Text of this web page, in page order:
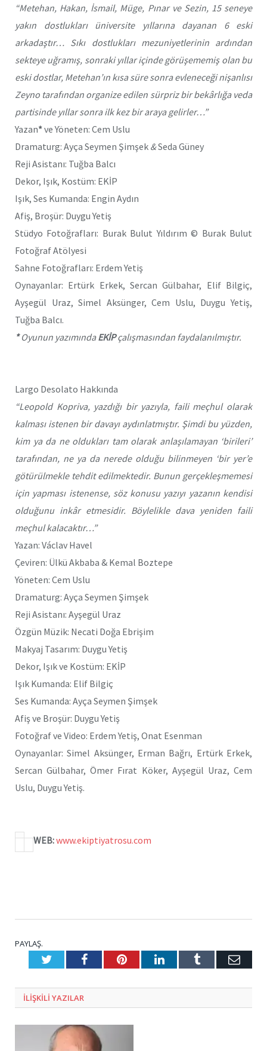
“Metehan, Hakan, İsmail, Müge, Pınar ve Sezin, 15 seneye
yakın dostlukları üniversite yıllarına dayanan 6 eski
arkadaştır… Sıkı dostlukları mezuniyetlerinin ardından
sekteye uğramış, sonraki yıllar içinde görüşememiş olan bu
eski dostlar, Metehan’ın kısa süre sonra evleneceği nişanlısı
Zeyno tarafından organize edilen sürpriz bir bekârlığa veda
partisinde yıllar sonra ilk kez bir araya gelirler…”
Yazan*ve Yöneten: Cem Uslu
Dramaturg: Ayça Seymen Şimşek &Seda Güney
Reji Asistanı: Tuğba Balcı
Dekor, Işık, Kostüm: EKİP
Işık, Ses Kumanda: Engin Aydın
Afiş, Broşür: Duygu Yetiş
Stüdyo Fotoğrafları: Burak Bulut Yıldırım © Burak Bulut
Fotoğraf Atölyesi
Sahne Fotoğrafları: Erdem Yetiş
Oynayanlar: Ertürk Erkek, Sercan Gülbahar, Elif Bilgiç,
Ayşegül Uraz, Simel Aksünger, Cem Uslu, Duygu Yetiş,
Tuğba Balcı.
*Oyunun yazımındaEKİPçalışmasından faydalanılmıştır.
Largo Desolato Hakkında
“Leopold Kopriva, yazdığı bir yazıyla, faili meçhul olarak
kalması istenen bir davayı aydınlatmıştır. Şimdi bu yüzden,
kim ya da ne oldukları tam olarak anlaşılamayan ‘birileri’
tarafından, ne ya da nerede olduğu bilinmeyen ‘bir yer’e
götürülmekle tehdit edilmektedir. Bunun gerçekleşmemesi
için yapması istenense, söz konusu yazıyı yazanın kendisi
olduğunu inkâr etmesidir. Böylelikle dava yeniden faili
meçhul kalacaktır…”
Yazan: Václav Havel
Çeviren: Ülkü Akbaba & Kemal Boztepe
Yöneten: Cem Uslu
Dramaturg: Ayça Seymen Şimşek
Reji Asistanı: Ayşegül Uraz
Özgün Müzik: Necati Doğa Ebrişim
Makyaj Tasarım: Duygu Yetiş
Dekor, Işık ve Kostüm: EKİP
Işık Kumanda: Elif Bilgiç
Ses Kumanda: Ayça Seymen Şimşek
Afiş ve Broşür: Duygu Yetiş
Fotoğraf ve Video: Erdem Yetiş, Onat Esenman
Oynayanlar: Simel Aksünger, Erman Bağrı, Ertürk Erkek,
Sercan Gülbahar, Ömer Fırat Köker, Ayşegül Uraz, Cem
Uslu, Duygu Yetiş.
WEB:www.ekiptiyatrosu.com
PAYLAŞ.
TwitterFacebookPinterestLinkedInTumblr E-
ILIŞKILI YAZILAR